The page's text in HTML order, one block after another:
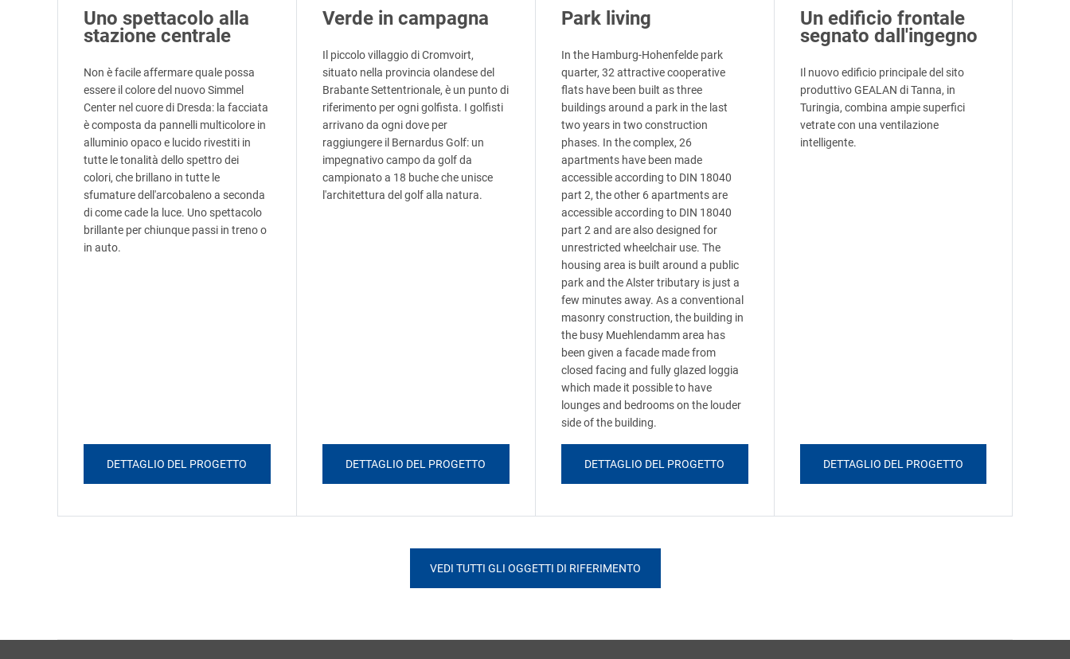
Uno spettacolo alla
stazione centrale
Non è facile affermare quale possa
essere il colore del nuovo Simmel
Center nel cuore di Dresda: la facciata
è composta da pannelli multicolore in
alluminio opaco e lucido rivestiti in
tutte le tonalità dello spettro dei
colori, che brillano in tutte le
sfumature dell'arcobaleno a seconda
di come cade la luce. Uno spettacolo
brillante per chiunque passi in treno o
in auto.
DETTAGLIO DEL PROGETTO
Verde in campagna
Il piccolo villaggio di Cromvoirt,
situato nella provincia olandese del
Brabante Settentrionale, è un punto di
riferimento per ogni golfista. I golfisti
arrivano da ogni dove per
raggiungere il Bernardus Golf: un
impegnativo campo da golf da
campionato a 18 buche che unisce
l'architettura del golf alla natura.
DETTAGLIO DEL PROGETTO
Park living
In the Hamburg-Hohenfelde park
quarter, 32 attractive cooperative
flats have been built as three
buildings around a park in the last
two years in two construction
phases. In the complex, 26
apartments have been made
accessible according to DIN 18040
part 2, the other 6 apartments are
accessible according to DIN 18040
part 2 and are also designed for
unrestricted wheelchair use. The
housing area is built around a public
park and the Alster tributary is just a
few minutes away. As a conventional
masonry construction, the building in
the busy Muehlendamm area has
been given a facade made from
closed facing and fully glazed loggia
which made it possible to have
lounges and bedrooms on the louder
side of the building.
DETTAGLIO DEL PROGETTO
Un edificio frontale
segnato dall'ingegno
Il nuovo edificio principale del sito
produttivo GEALAN di Tanna, in
Turingia, combina ampie superfici
vetrate con una ventilazione
intelligente.
DETTAGLIO DEL PROGETTO
VEDI TUTTI GLI OGGETTI DI RIFERIMENTO